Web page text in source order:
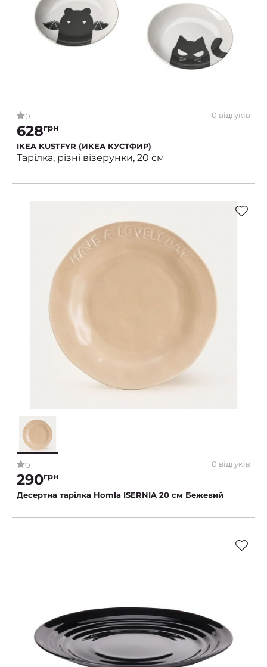
0 0 відгуків
628грн
IKEA KUSTFYR (ИКЕА КУСТФИР)
Тарілка, різні візерунки, 20 см
0 0 відгуків
290грн
Десертна тарілка Homla ISERNIA 20 см Бежевий